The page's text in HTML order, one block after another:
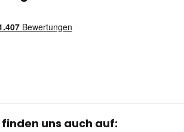
finden uns auch auf: